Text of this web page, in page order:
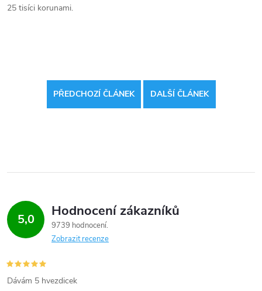
25 tisíci korunami.
PŘEDCHOZÍ ČLÁNEK DALŠÍ ČLÁNEK
5,0 Hodnocení zákazníků
9739 hodnocení
Zobrazit recenze
Dávám 5 hvezdicek